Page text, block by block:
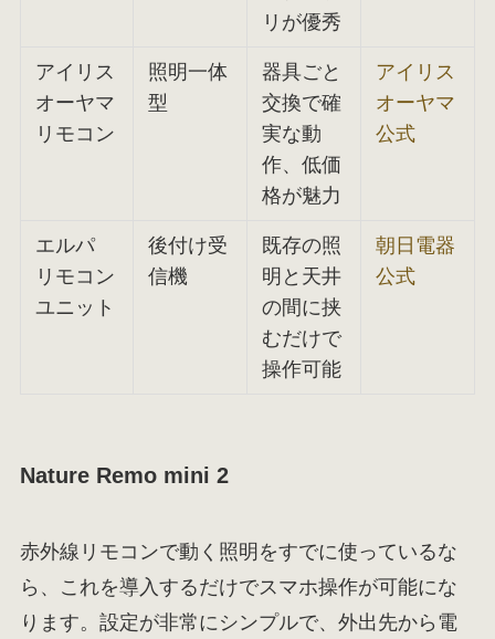
リが優秀
アイリス
オーヤマ
リモコン
照明一体
型
器具ごと
交換で確
実な動
作、低価
格が魅力
アイリス
オーヤマ
公式
エルパ
リモコン
ユニット
後付け受
信機
既存の照
明と天井
の間に挟
むだけで
操作可能
朝日電器
公式
Nature Remo mini 2
赤外線リモコンで動く照明をすでに使っているな
ら、これを導入するだけでスマホ操作が可能にな
ります。設定が非常にシンプルで、外出先から電